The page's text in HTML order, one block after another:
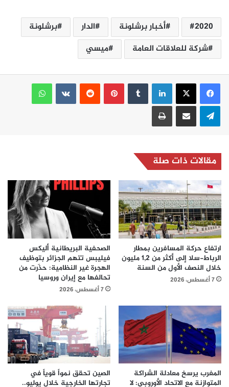
2020 أخبار برشلونة الدار
برشلونة
شركة للعلاقات العامة
ميسي
لينكدإن بينتيريست
واتساب
تيلقرام مشاركة عبر البريد طباعة
مقالات ذات صلة
ارتفاع حركة المسافرين بمطار
الرباط-سلا إلى أكثر من 1,2 مليون
خلال النصف الأول من السنة
7 أغسطس، 2026
الصحفية البريطانية أليكس
فيليبس تتهم الجزائر بتوظيف
الهجرة غير النظامية: حذّرت من
تحالفها مع إيران وروسيا
7 أغسطس، 2026
المغرب يرسخ معادلة الشراكة
المتوازنة مع الاتحاد الأوروبي: لا
الصين تحقق نمواً قوياً في
تجارتها الخارجية خلال يوليو..